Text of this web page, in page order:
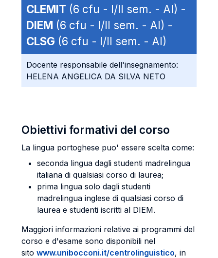
CLEMIT (6 cfu - I/II sem. - AI) -
DIEM (6 cfu - I/II sem. - AI) -
CLSG (6 cfu - I/II sem. - AI)
Docente responsabile dell'insegnamento:
HELENA ANGELICA DA SILVA NETO
Obiettivi formativi del corso
La lingua portoghese puo' essere scelta come:
seconda lingua dagli studenti madrelingua
italiana di qualsiasi corso di laurea;
prima lingua solo dagli studenti
madrelingua inglese di qualsiasi corso di
laurea e studenti iscritti al DIEM.
Maggiori informazioni relative ai programmi del
corso e d'esame sono disponibili nel
sito www.unibocconi.it/centrolinguistico, in